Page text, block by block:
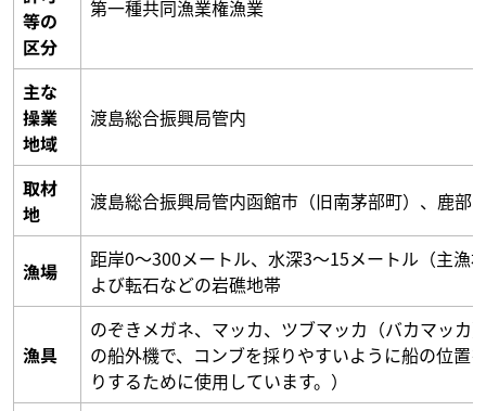
等の
区分
第一種共同漁業権漁業
主な
操業
地域
渡島総合振興局管内
取材
地
渡島総合振興局管内函館市（旧南茅部町）、鹿部
漁場
距岸0～300メートル、水深3～15メートル（主漁
よび転石などの岩礁地帯
漁具
のぞきメガネ、マッカ、ツブマッカ（バカマッカ
の船外機で、コンブを採りやすいように船の位置
りするために使用しています。）